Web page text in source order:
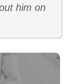
him on